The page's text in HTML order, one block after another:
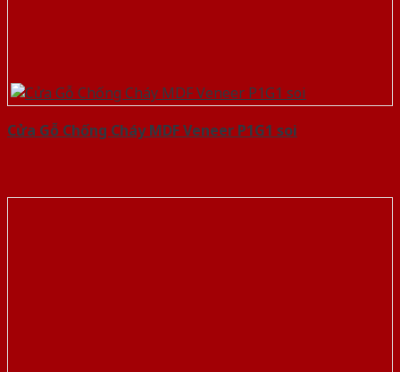
Cửa Gỗ Chống Cháy MDF Veneer P1G1 soi